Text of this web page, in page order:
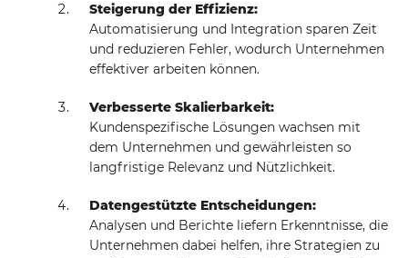
Steigerung der Effizienz:
Automatisierung und Integration sparen Zeit
und reduzieren Fehler, wodurch Unternehmen
effektiver arbeiten können.
Verbesserte Skalierbarkeit:
Kundenspezifische Lösungen wachsen mit
dem Unternehmen und gewährleisten so
langfristige Relevanz und Nützlichkeit.
Datengestützte Entscheidungen:
Analysen und Berichte liefern Erkenntnisse, die
Unternehmen dabei helfen, ihre Strategien zu